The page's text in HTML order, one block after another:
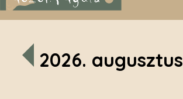
2026. augusztus